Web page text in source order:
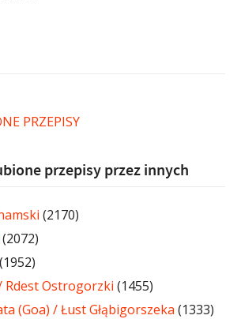
PRZEPISY
przepisy przez innych
(2170)
(2072)
(1952)
Rdest Ostrogorzki (1455)
(Goa) / Łust Głąbigorszeka (1333)